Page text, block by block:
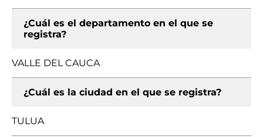
¿Cuál es el departamento en el que se
registra?
VALLE DEL CAUCA
¿Cuál es la ciudad en el que se registra?
TULUA